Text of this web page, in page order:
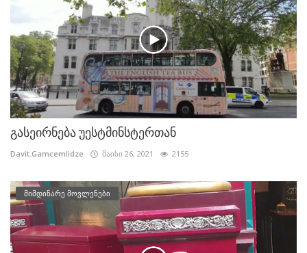
გასეირნება უესტმინსტერთან
Davit.Gamcemlidze მაისი 26, 2021 2155
მიმდინარე მოვლენები